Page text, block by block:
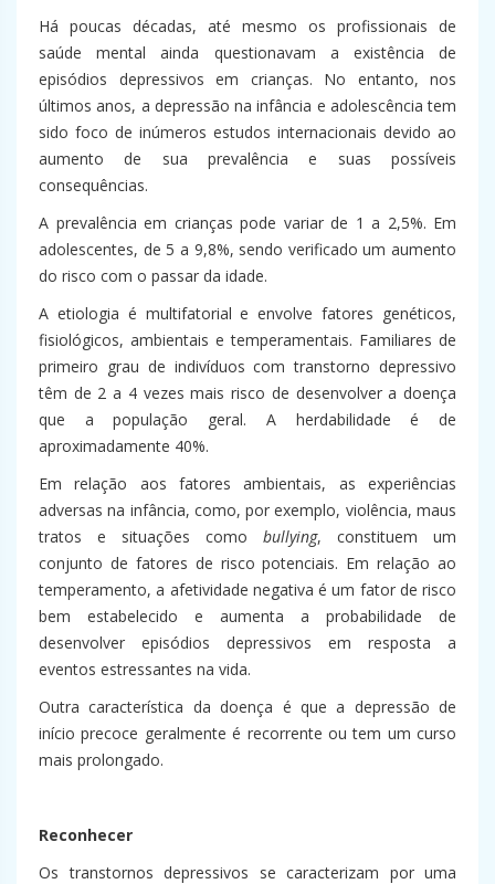
Há poucas décadas, até mesmo os profissionais de
saúde mental ainda questionavam a existência de
episódios depressivos em crianças. No entanto, nos
últimos anos, a depressão na infância e adolescência tem
sido foco de inúmeros estudos internacionais devido ao
aumento de sua prevalência e suas possíveis
consequências.
A prevalência em crianças pode variar de 1 a 2,5%. Em
adolescentes, de 5 a 9,8%, sendo verificado um aumento
do risco com o passar da idade.
A etiologia é multifatorial e envolve fatores genéticos,
fisiológicos, ambientais e temperamentais. Familiares de
primeiro grau de indivíduos com transtorno depressivo
têm de 2 a 4 vezes mais risco de desenvolver a doença
que a população geral. A herdabilidade é de
aproximadamente 40%.
Em relação aos fatores ambientais, as experiências
adversas na infância, como, por exemplo, violência, maus
tratos e situações como bullying, constituem um
conjunto de fatores de risco potenciais. Em relação ao
temperamento, a afetividade negativa é um fator de risco
bem estabelecido e aumenta a probabilidade de
desenvolver episódios depressivos em resposta a
eventos estressantes na vida.
Outra característica da doença é que a depressão de
início precoce geralmente é recorrente ou tem um curso
mais prolongado.
Reconhecer
Os transtornos depressivos se caracterizam por uma